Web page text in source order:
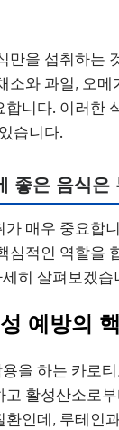
만을 섭취하는
와 과일, 오
니다. 이러한
습니다.
좋은 음식은
매우 중요합
심적인 역할을
히 살펴보겠습
예방의
을 하는 카로
활성산소로
인데, 루테인